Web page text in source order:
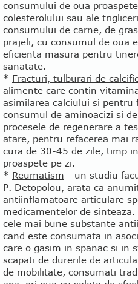
consumului de oua
colesterolului sau ale
consumului de carne, de
prajeli, cu consumul de oua
eficienta masura pentru
sanatate.
* Fracturi, tulburari de
alimente care contin
asimilarea calciului si pentru
consumul de aminoacizi si
procesele de regenerare a
atare, pentru refacerea mai
cura de 30-45 de zile, timp
proaspete pe zi.
* Reumatism - un studiu
P. Detopolou, arata ca
antiinflamatoare articulare
medicamentelor de
cele mai bune substante
cand este consumata in
care o gasim in spanac si in
scapati de durerile de
de mobilitate, consumati